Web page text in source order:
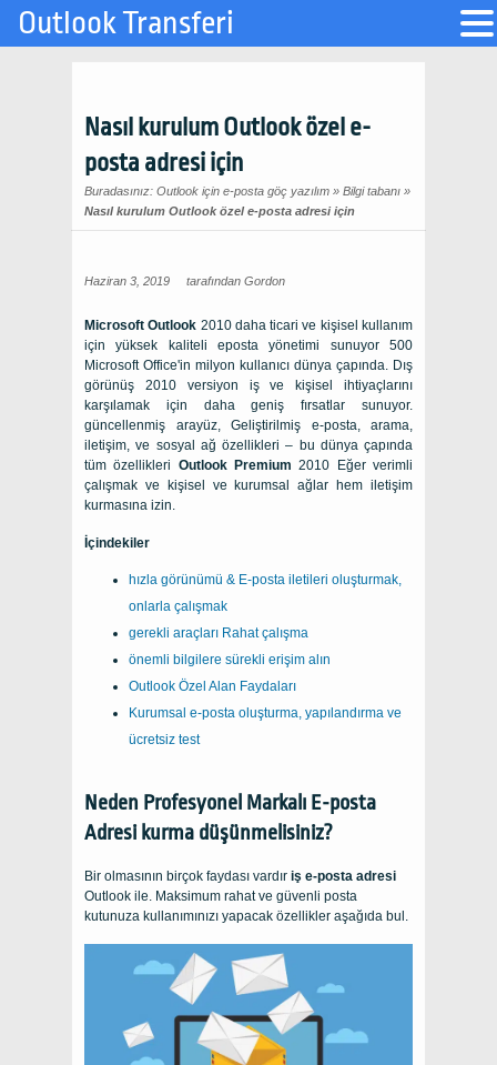
Nasıl kurulum Outlook özel e-
posta adresi için
Buradasınız: Outlook için e-posta göç yazılım » Bilgi tabanı »
Nasıl kurulum Outlook özel e-posta adresi için
Haziran 3, 2019 tarafından Gordon
Microsoft Outlook 2010 daha ticari ve kişisel kullanım
için yüksek kaliteli eposta yönetimi sunuyor 500
Microsoft Office'in milyon kullanıcı dünya çapında. Dış
görünüş 2010 versiyon iş ve kişisel ihtiyaçlarını
karşılamak için daha geniş fırsatlar sunuyor.
güncellenmiş arayüz, Geliştirilmiş e-posta, arama,
iletişim, ve sosyal ağ özellikleri – bu dünya çapında
tüm özellikleri Outlook Premium 2010 Eğer verimli
çalışmak ve kişisel ve kurumsal ağlar hem iletişim
kurmasına izin.
İçindekiler
hızla görünümü & E-posta iletileri oluşturmak,
onlarla çalışmak
gerekli araçları Rahat çalışma
önemli bilgilere sürekli erişim alın
Outlook Özel Alan Faydaları
Kurumsal e-posta oluşturma, yapılandırma ve
ücretsiz test
Neden Profesyonel Markalı E-posta
Adresi kurma düşünmelisiniz?
Bir olmasının birçok faydası vardır iş e-posta adresi
Outlook ile. Maksimum rahat ve güvenli posta
kutunuza kullanımınızı yapacak özellikler aşağıda bul.
Outlook Transferi